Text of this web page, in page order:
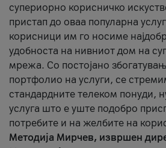
супериорно корисничко
пристап до оваа популарна
корисници им го носиме
удобноста на нивниот дом на
мрежа. Со постојано
портфолио на услуги, се
стандардните телеком понуди,
услуга што е уште подобро
потребите и на желбите на
Методија Мирчев, извршен